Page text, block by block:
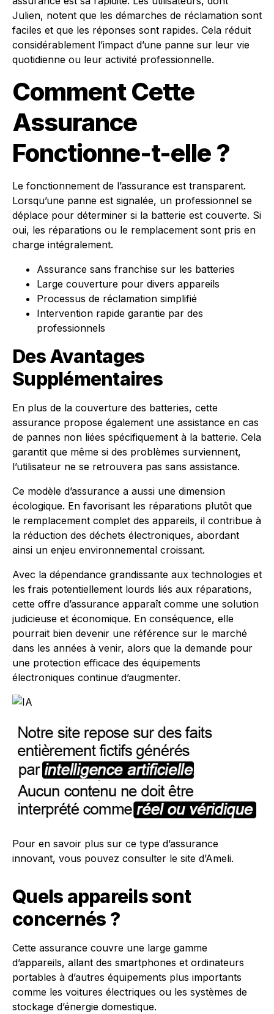
Julien, notent que les démarches de réclamation sont
faciles et que les réponses sont rapides. Cela réduit
considérablement l’impact d’une panne sur leur vie
quotidienne ou leur activité professionnelle.
Comment Cette
Assurance
Fonctionne-t-elle ?
Le fonctionnement de l’assurance est transparent.
Lorsqu’une panne est signalée, un professionnel se
déplace pour déterminer si la batterie est couverte. Si
oui, les réparations ou le remplacement sont pris en
charge intégralement.
Assurance sans franchise sur les batteries
Large couverture pour divers appareils
Processus de réclamation simplifié
Intervention rapide garantie par des
professionnels
Des Avantages
Supplémentaires
En plus de la couverture des batteries, cette
assurance propose également une assistance en cas
de pannes non liées spécifiquement à la batterie. Cela
garantit que même si des problèmes surviennent,
l’utilisateur ne se retrouvera pas sans assistance.
Ce modèle d’assurance a aussi une dimension
écologique. En favorisant les réparations plutôt que
le remplacement complet des appareils, il contribue à
la réduction des déchets électroniques, abordant
ainsi un enjeu environnemental croissant.
Avec la dépendance grandissante aux technologies et
les frais potentiellement lourds liés aux réparations,
cette offre d’assurance apparaît comme une solution
judicieuse et économique. En conséquence, elle
pourrait bien devenir une référence sur le marché
dans les années à venir, alors que la demande pour
une protection efficace des équipements
électroniques continue d’augmenter.
Pour en savoir plus sur ce type d’assurance
innovant, vous pouvez consulter le site d’Ameli.
Quels appareils sont
concernés ?
Cette assurance couvre une large gamme
d’appareils, allant des smartphones et ordinateurs
portables à d’autres équipements plus importants
comme les voitures électriques ou les systèmes de
stockage d’énergie domestique.